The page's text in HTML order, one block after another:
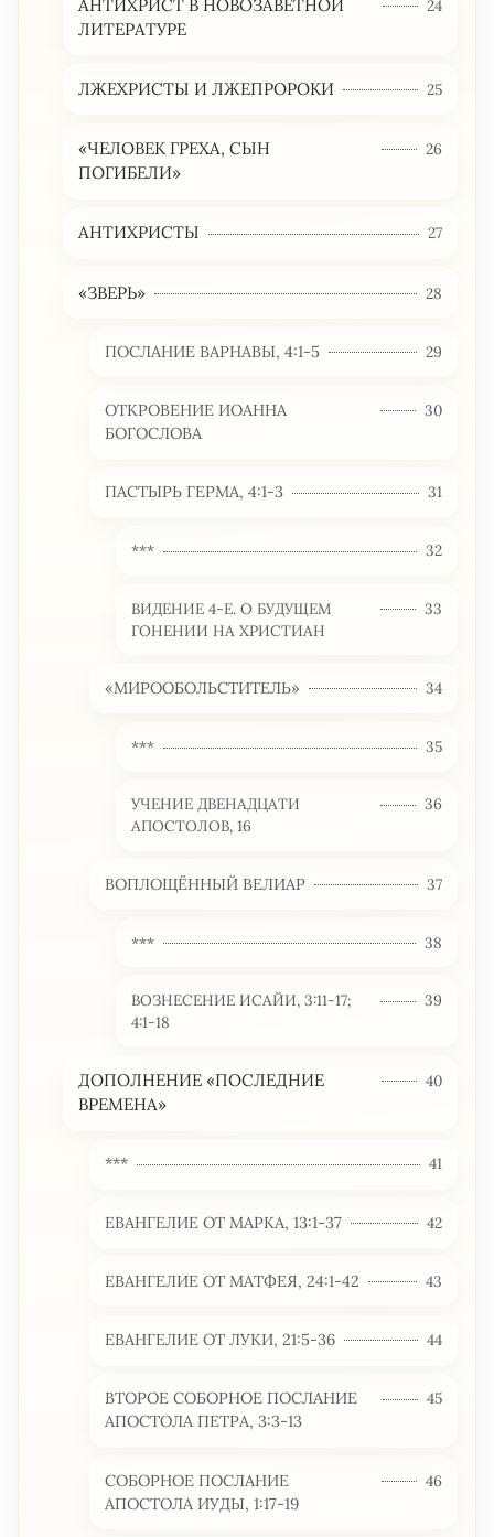
АНТИХРИСТ В НОВОЗАВЕТНОЙ
ЛИТЕРАТУРЕ
24
ЛЖЕХРИСТЫ И ЛЖЕПРОРОКИ 25
«ЧЕЛОВЕК ГРЕХА, СЫН
ПОГИБЕЛИ»
26
АНТИХРИСТЫ 27
«ЗВЕРЬ» 28
ПОСЛАНИЕ ВАРНАВЫ, 4:1-5 29
ОТКРОВЕНИЕ ИОАННА
БОГОСЛОВА
30
ПАСТЫРЬ ГЕРМА, 4:1-3 31
*** 32
ВИДЕНИЕ 4-Е. О БУДУЩЕМ
ГОНЕНИИ НА ХРИСТИАН
33
«МИРООБОЛЬСТИТЕЛЬ» 34
*** 35
УЧЕНИЕ ДВЕНАДЦАТИ
АПОСТОЛОВ, 16
36
ВОПЛОЩЁННЫЙ ВЕЛИАР 37
*** 38
ВОЗНЕСЕНИЕ ИСАЙИ, 3:11-17;
4:1-18
39
ДОПОЛНЕНИЕ «ПОСЛЕДНИЕ
ВРЕМЕНА»
40
*** 41
ЕВАНГЕЛИЕ ОТ МАРКА, 13:1-37 42
ЕВАНГЕЛИЕ ОТ МАТФЕЯ, 24:1-42 43
ЕВАНГЕЛИЕ ОТ ЛУКИ, 21:5-36 44
ВТОРОЕ СОБОРНОЕ ПОСЛАНИЕ
АПОСТОЛА ПЕТРА, 3:3-13
45
СОБОРНОЕ ПОСЛАНИЕ
АПОСТОЛА ИУДЫ, 1:17-19
46